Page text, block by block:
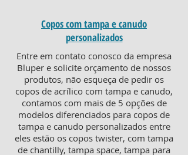
Copos com tampa e canudo
personalizados
Entre em contato conosco da empresa
Bluper e solicite orçamento de nossos
produtos, não esqueça de pedir os
copos de acrílico com tampa e canudo,
contamos com mais de 5 opções de
modelos diferenciados para copos de
tampa e canudo personalizados entre
eles estão os copos twister, com tampa
de chantilly, tampa space, tampa para